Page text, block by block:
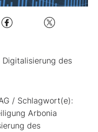
des
/ Schlagwort(e):
Arbonia
des